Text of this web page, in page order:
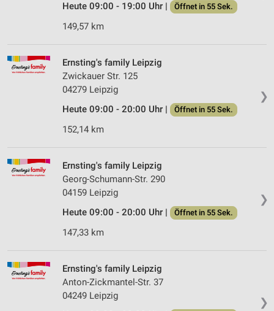
Heute 09:00 - 19:00 Uhr |
Öffnet in 55 Sek.
149,57 km
❯
Ernsting's family Leipzig
Zwickauer Str. 125
04279 Leipzig
Heute 09:00 - 20:00 Uhr |
Öffnet in 55 Sek.
152,14 km
❯
Ernsting's family Leipzig
Georg-Schumann-Str. 290
04159 Leipzig
Heute 09:00 - 20:00 Uhr |
Öffnet in 55 Sek.
147,33 km
❯
Ernsting's family Leipzig
Anton-Zickmantel-Str. 37
04249 Leipzig